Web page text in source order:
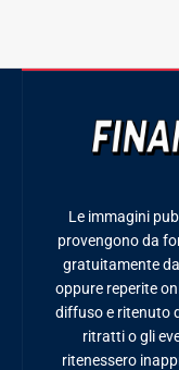
Le immagini
provengono da
gratuitamente
oppure reperite
diffuso e ritenuto
ritratti o gli
ritenessero